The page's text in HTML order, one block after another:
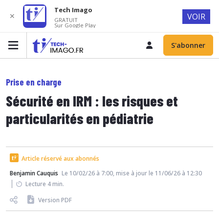
S'abonner
Prise en charge
Sécurité en IRM : les risques et
particularités en pédiatrie
Article réservé aux abonnés
Benjamin Cauquis Le 10/02/26 à 7:00, mise à jour le 11/06/26 à 12:30
Lecture 4 min.
Version PDF
✕
Tech Imago
GRATUIT
Sur Google Play
VOIR